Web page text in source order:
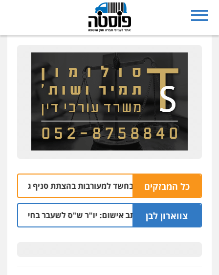
כל המבזקים
רחובות נעצרו בחשד למעורבות בהצתת סניף ג'פניקה
צווארון לבןכתב אישום: יו"ר ש"ס לשעבר בחיפה